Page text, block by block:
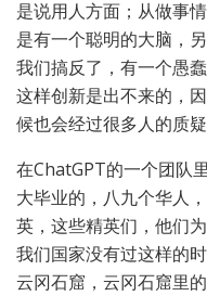
是说用人方面；从做事
是有一个聪明的大脑，
我们搞反了，有一个愚
这样创新是出不来的，
候也会经过很多人的质疑
在ChatGPT的一个团队
大毕业的，八九个华人
英，这些精英们，他们
我们国家没有过这样的
云冈石窟，云冈石窟里